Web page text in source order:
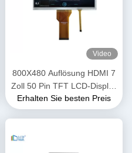
Video
800X480 Auflösung HDMI 7
Zoll 50 Pin TFT LCD-Display
RGB FPC-Schnittstelle
Erhalten Sie besten Preis